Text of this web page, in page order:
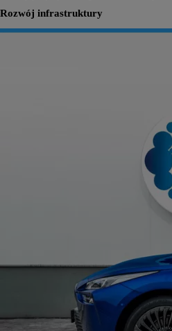
Od81 900 zł
Rozwój infrastruktury